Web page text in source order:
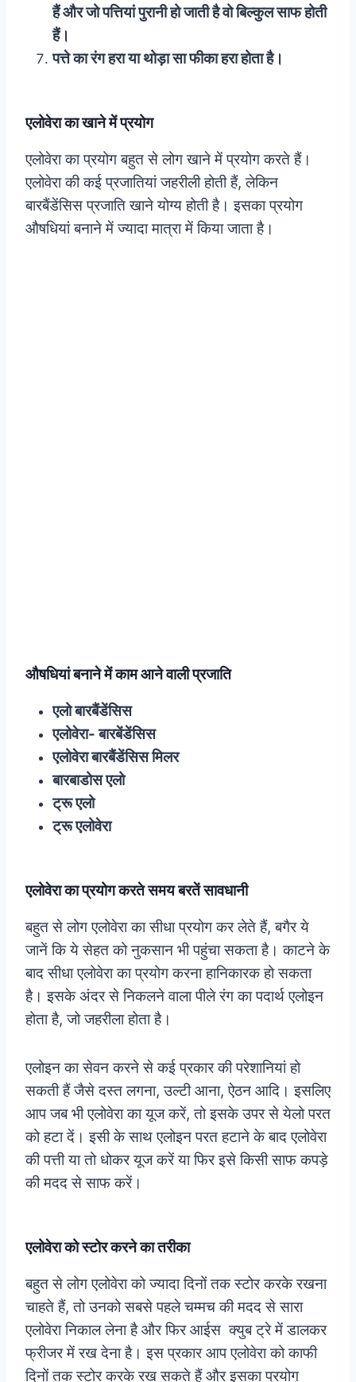
हैं और जो पत्तियां पुरानी हो जाती है वो बिल्कुल साफ होती
हैं।
पत्ते का रंग हरा या थोड़ा सा फीका हरा होता है।
एलोवेरा का खाने में प्रयोग
एलोवेरा का प्रयोग बहुत से लोग खाने में प्रयोग करते हैं।
एलोवेरा की कई प्रजातियां जहरीली होती हैं, लेकिन
बारबैंडेंसिस प्रजाति खाने योग्य होती है। इसका प्रयोग
औषधियां बनाने में ज्यादा मात्रा में किया जाता है।
औषधियां बनाने में काम आने वाली प्रजाति
एलो बारबैंडेंसिस
एलोवेरा- बारबेंडेंसिस
एलोवेरा बारबैंडेंसिस मिलर
बारबाडोस एलो
ट्रू एलो
ट्रू एलोवेरा
एलोवेरा का प्रयोग करते समय बरतें सावधानी
बहुत से लोग एलोवेरा का सीधा प्रयोग कर लेते हैं, बगैर ये
जानें कि ये सेहत को नुकसान भी पहुंचा सकता है। काटने के
बाद सीधा एलोवेरा का प्रयोग करना हानिकारक हो सकता
है। इसके अंदर से निकलने वाला पीले रंग का पदार्थ एलोइन
होता है, जो जहरीला होता है।
एलोइन का सेवन करने से कई प्रकार की परेशानियां हो
सकती हैं जैसे दस्त लगना, उल्टी आना, ऐठन आदि। इसलिए
आप जब भी एलोवेरा का यूज करें, तो इसके उपर से येलो परत
को हटा दें। इसी के साथ एलोइन परत हटाने के बाद एलोवेरा
की पत्ती या तो धोकर यूज करें या फिर इसे किसी साफ कपड़े
की मदद से साफ करें।
एलोवेरा को स्टोर करने का तरीका
बहुत से लोग एलोवेरा को ज्यादा दिनों तक स्टोर करके रखना
चाहते हैं, तो उनको सबसे पहले चम्मच की मदद से सारा
एलोवेरा निकाल लेना है और फिर आईस क्युब ट्रे में डालकर
फ्रीजर में रख देना है। इस प्रकार आप एलोवेरा को काफी
दिनों तक स्टोर करके रख सकते हैं और इसका प्रयोग